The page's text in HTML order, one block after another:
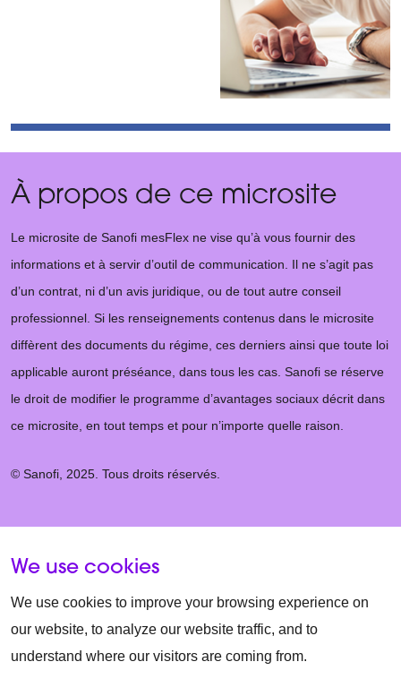
À propos de ce microsite
Le microsite de Sanofi mesFlex ne vise qu’à vous fournir des
informations et à servir d’outil de communication. Il ne s’agit pas
d’un contrat, ni d’un avis juridique, ou de tout autre conseil
professionnel. Si les renseignements contenus dans le microsite
diffèrent des documents du régime, ces derniers ainsi que toute loi
applicable auront préséance, dans tous les cas. Sanofi se réserve
le droit de modifier le programme d’avantages sociaux décrit dans
ce microsite, en tout temps et pour n’importe quelle raison.
© Sanofi, 2025. Tous droits réservés.
We use cookies
We use cookies to improve your browsing experience on
our website, to analyze our website traffic, and to
understand where our visitors are coming from.